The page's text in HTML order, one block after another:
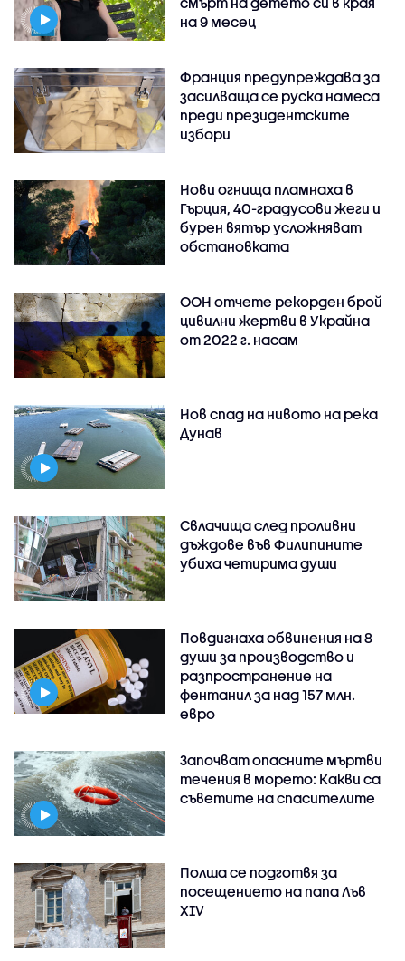
на 9 месец
Франция предупреждава за
засилваща се руска намеса
преди президентските
избори
Нови огнища пламнаха в
Гърция, 40-градусови жеги и
бурен вятър усложняват
обстановката
ООН отчете рекорден брой
цивилни жертви в Украйна
от 2022 г. насам
Нов спад на нивото на река
Дунав
Свлачища след проливни
дъждове във Филипините
убиха четирима души
Повдигнаха обвинения на 8
души за производство и
разпространение на
фентанил за над 157 млн.
евро
Започват опасните мъртви
течения в морето: Какви са
съветите на спасителите
Полша се подготвя за
посещението на папа Лъв
XIV